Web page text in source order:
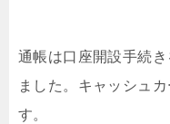
通帳は口座開設手続
ました。キャッシュ
す。